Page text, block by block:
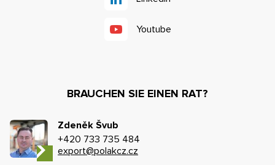
Youtube
BRAUCHEN SIE EINEN RAT?
Zdeněk Švub
+420 733 735 484
export@polakcz.cz